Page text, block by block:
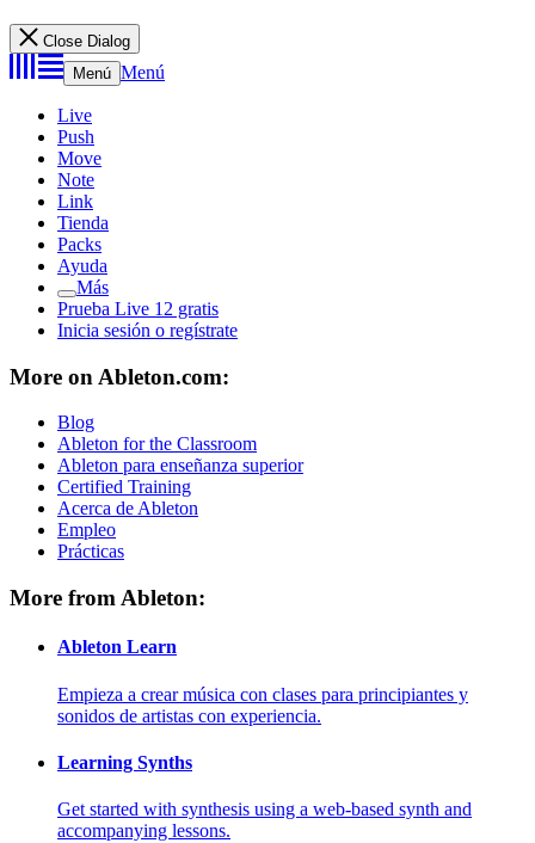
Close Dialog
Menú Menú
Live
Push
Move
Note
Link
Tienda
Packs
Ayuda
Más
Prueba Live 12 gratis
Inicia sesión o regístrate
More on Ableton.com:
Blog
Ableton for the Classroom
Ableton para enseñanza superior
Certified Training
Acerca de Ableton
Empleo
Prácticas
More from Ableton:
Ableton Learn
Empieza a crear música con clases para principiantes y
sonidos de artistas con experiencia.
Learning Synths
Get started with synthesis using a web-based synth and
accompanying lessons.